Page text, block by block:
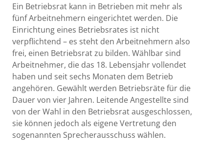
Ein Betriebsrat kann in Betrieben mit mehr als
fünf Arbeitnehmern eingerichtet werden. Die
Einrichtung eines Betriebsrates ist nicht
verpflichtend – es steht den Arbeitnehmern also
frei, einen Betriebsrat zu bilden. Wählbar sind
Arbeitnehmer, die das 18. Lebensjahr vollendet
haben und seit sechs Monaten dem Betrieb
angehören. Gewählt werden Betriebsräte für die
Dauer von vier Jahren. Leitende Angestellte sind
von der Wahl in den Betriebsrat ausgeschlossen,
sie können jedoch als eigene Vertretung den
sogenannten Sprecherausschuss wählen.